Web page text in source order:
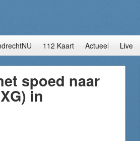
112 Kaart Actueel Live
spoed naar
in